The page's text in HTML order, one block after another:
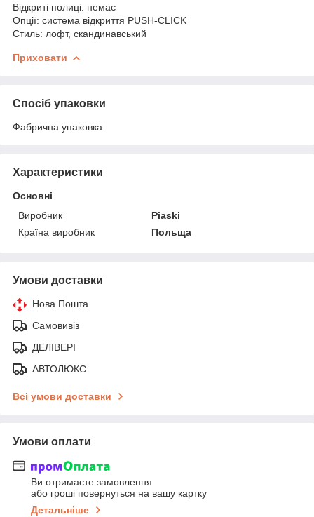
Відкриті полиці: немає
Опції: система відкриття PUSH-CLICK
Стиль: лофт, скандинавський
Приховати
Спосіб упаковки
Фабрична упаковка
Характеристики
Основні
Виробник
Piaski
Країна виробник
Польща
Умови доставки
Нова Пошта
Самовивіз
ДЕЛІВЕРІ
АВТОЛЮКС
Всі умови доставки
Умови оплати
Ви отримаєте замовлення
або гроші повернуться на вашу картку
Детальніше